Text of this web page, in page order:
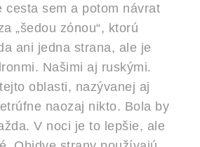
cesta sem a potom návrat
„šedou zónou“, ktorú
ani jedna strana, ale je
Našimi aj ruskými.
oblasti, nazývanej aj
naozaj nikto. Bola by
V noci je to lepšie, ale